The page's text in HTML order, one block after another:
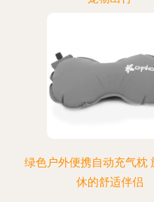
绿色户外便携自动充气枕
休的舒适伴侣